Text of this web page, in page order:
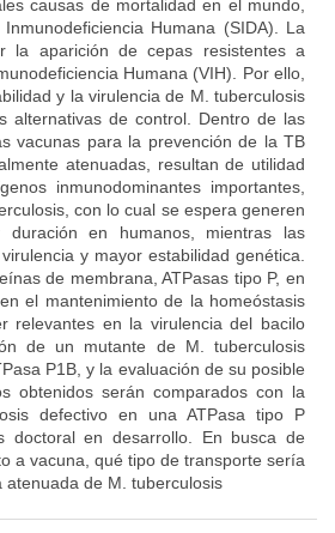
causas de mortalidad en el mundo,
Humana (SIDA). La
la aparición de cepas resistentes a
Humana (VIH). Por ello,
y la virulencia de M. tuberculosis
alternativas de control. Dentro de las
vacunas para la prevención de la TB
atenuadas, resultan de utilidad
inmunodominantes importantes,
con lo cual se espera generen
en humanos, mientras las
y mayor estabilidad genética.
de membrana, ATPasas tipo P, en
el mantenimiento de la homeóstasis
relevantes en la virulencia del bacilo
de un mutante de M. tuberculosis
P1B, y la evaluación de su posible
obtenidos serán comparados con la
defectivo en una ATPasa tipo P
doctoral en desarrollo. En busca de
a vacuna, qué tipo de transporte sería
de M. tuberculosis